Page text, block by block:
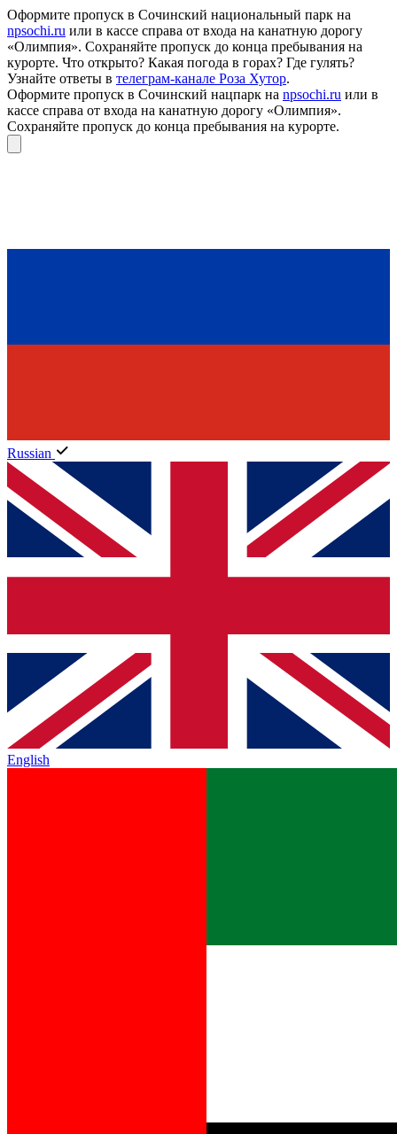
Оформите пропуск в Сочинский национальный парк на
npsochi.ru или в кассе справа от входа на канатную дорогу
«Олимпия». Сохраняйте пропуск до конца пребывания на
курорте. Что открыто? Какая погода в горах? Где гулять?
Узнайте ответы в телеграм-канале Роза Хутор.
Оформите пропуск в Сочинский нацпарк на npsochi.ru или в
кассе справа от входа на канатную дорогу «Олимпия».
Сохраняйте пропуск до конца пребывания на курорте.
Russian
English